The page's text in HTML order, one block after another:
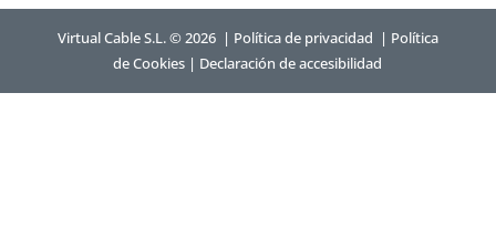
Virtual Cable S.L. © 2026 | Política de privacidad | Política
de Cookies | Declaración de accesibilidad